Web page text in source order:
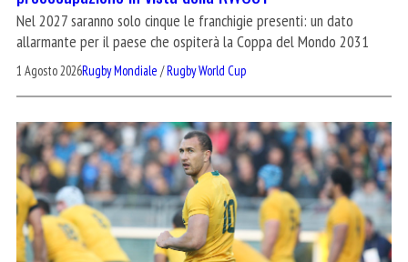
Nel 2027 saranno solo cinque le franchigie presenti: un dato
allarmante per il paese che ospiterà la Coppa del Mondo 2031
1 Agosto 2026Rugby Mondiale /Rugby World Cup